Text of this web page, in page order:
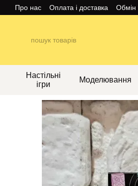
Перейти до основного контенту
Про нас Оплата і доставка Обмін
Настільні
ігри
Моделювання